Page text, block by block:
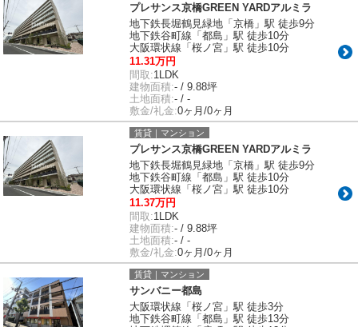
プレサンス京橋GREEN YARDアルミラ
地下鉄長堀鶴見緑地「京橋」駅 徒歩9分
地下鉄谷町線「都島」駅 徒歩10分
大阪環状線「桜ノ宮」駅 徒歩10分
11.31万円
間取:1LDK
建物面積:- / 9.88坪
土地面積:- / -
敷金/礼金:0ヶ月/0ヶ月
賃貸｜マンション
プレサンス京橋GREEN YARDアルミラ
地下鉄長堀鶴見緑地「京橋」駅 徒歩9分
地下鉄谷町線「都島」駅 徒歩10分
大阪環状線「桜ノ宮」駅 徒歩10分
11.37万円
間取:1LDK
建物面積:- / 9.88坪
土地面積:- / -
敷金/礼金:0ヶ月/0ヶ月
賃貸｜マンション
サンバニー都島
大阪環状線「桜ノ宮」駅 徒歩3分
地下鉄谷町線「都島」駅 徒歩13分